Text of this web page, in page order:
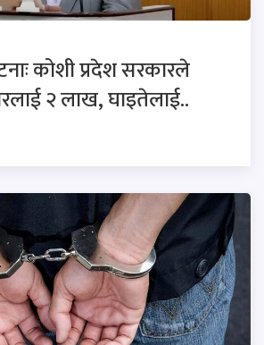
कोशी प्रदेश सरकारले
२ लाख, घाइतेलाई..